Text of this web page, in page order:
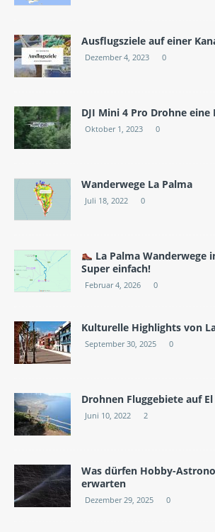
Ausflugsziele auf einer
Dezember 4, 2023 0
DJI Mini 4 Pro Drohne eine
Oktober 1, 2023 0
Wanderwege La Palma
Juli 18, 2022 0
La Palma Wanderwege
Super einfach!
Februar 4, 2026 0
Kulturelle Highlights von
September 30, 2025 0
Drohnen Fluggebiete auf
Juni 10, 2022 2
Was dürfen Hobby-
erwarten
Dezember 29, 2025 0